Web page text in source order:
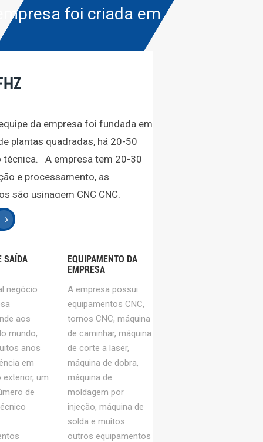
foi criada em
da empresa foi fundada em
plantas quadradas, há 20-50
técnica. A empresa tem 20-30
e processamento, as
são usinagem CNC CNC,
dobra a laser, injeção de
em diversos campos!
de perfuração, máquina de
classe, ansioso para que
entrar em contato conosco!
usinagem cnc é muito
0,01 mm. Estampagem e
linha de produção
e desenho de peças
moldagem por injeção,
incluindo abertura de moldes.
SAÍDA
negócio
aos
mundo,
anos
em
um
de
EQUIPAMENTO DA
EMPRESA
A empresa possui
equipamentos CNC,
tornos CNC, máquina
de caminhar, máquina
de corte a laser,
máquina de dobra,
máquina de
moldagem por
injeção, máquina de
solda e muitos
outros equipamentos